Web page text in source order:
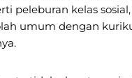
peleburan kelas
umum dengan